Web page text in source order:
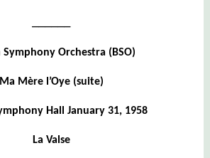
Symphony Orchestra (BSO)
Ma Mère l’Oye (suite)
Hall January 31, 1958
La Valse